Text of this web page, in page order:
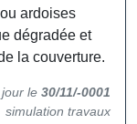
ardoises
dégradée et
la couverture.
le 30/11/-0001
simulation travaux